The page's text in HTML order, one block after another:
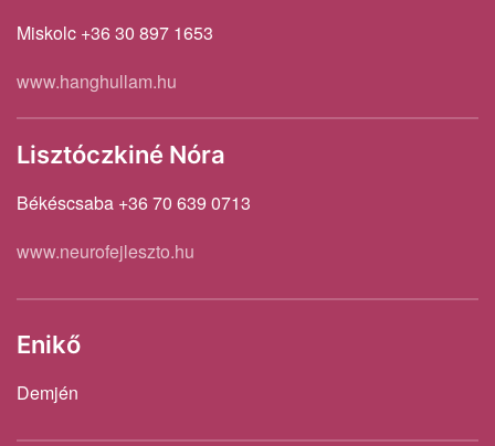
Miskolc +36 30 897 1653
www.hanghullam.hu
Lisztóczkiné Nóra
Békéscsaba +36 70 639 0713
www.neurofejleszto.hu
Enikő
Demjén